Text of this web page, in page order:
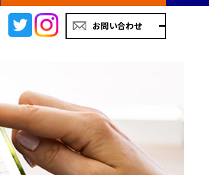
お問い合わせ